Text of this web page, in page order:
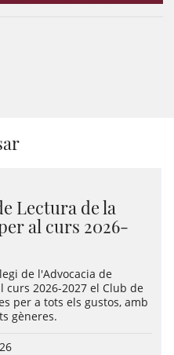
Lectura de la
al curs 2026-
de l'Advocacia de
curs 2026-2027 el Club de
per a tots els gustos, amb
gèneres.